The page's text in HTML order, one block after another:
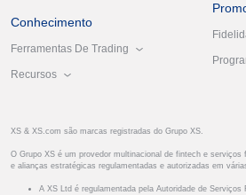
Conhecimento
Ferramentas De Trading
Recursos
XS & XS.com são marcas registradas do Grupo XS.
O Grupo XS é um provedor multinacional de fintech e serviços
e alianças estratégicas regulamentadas e autorizadas em
A XS Ltd é regulamentada pela Autoridade de